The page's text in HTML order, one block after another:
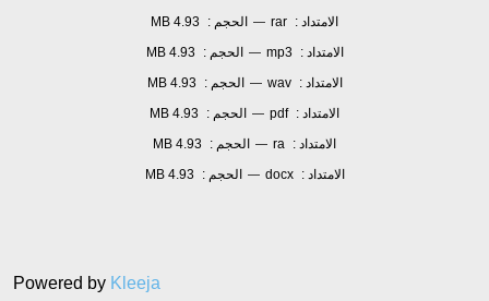
Powered by Kleeja
الامتداد : rar
— الحجم :
4.93 MB
الامتداد :
mp3
— الحجم :
4.93 MB
الامتداد :
wav
— الحجم :
4.93 MB
الامتداد : pdf
— الحجم :
4.93 MB
الامتداد : ra
— الحجم :
4.93 MB
الامتداد :
docx
— الحجم : 4.93 MB